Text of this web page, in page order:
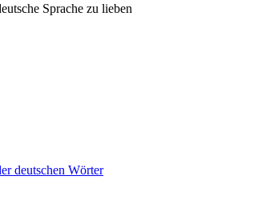
Sprache zu lieben
deutschen Wörter